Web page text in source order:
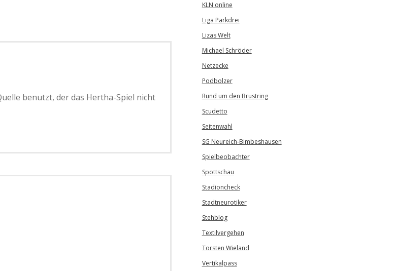
benutzt, der das Hertha-Spiel nicht
KLN online
Liga Parkdrei
Lizas Welt
Michael Schröder
Netzecke
Podbolzer
Rund um den Brustring
Scudetto
Seitenwahl
SG Neureich-Bimbeshausen
Spielbeobachter
Spottschau
Stadioncheck
Stadtneurotiker
Stehblog
Textilvergehen
Torsten Wieland
Vertikalpass